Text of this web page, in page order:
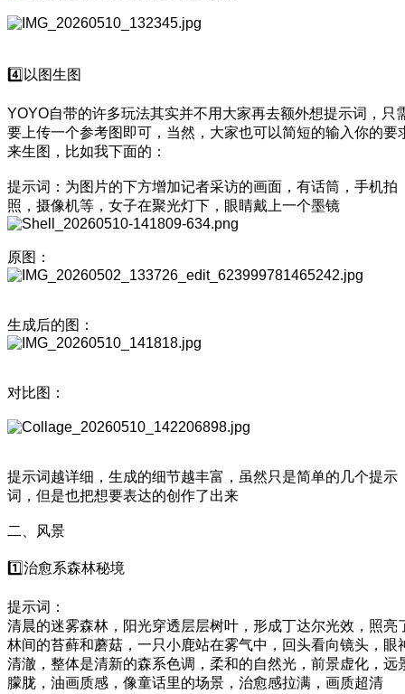
4️⃣以图生图
YOYO自带的许多玩法其实并不用大家再去额外想提示词，只
要上传一个参考图即可，当然，大家也可以简短的输入你的要
来生图，比如我下面的：
提示词：为图片的下方增加记者采访的画面，有话筒，手机拍
照，摄像机等，女子在聚光灯下，眼睛戴上一个墨镜
原图：
生成后的图：
对比图：
提示词越详细，生成的细节越丰富，虽然只是简单的几个提示
词，但是也把想要表达的创作了出来
二、风景
1️⃣治愈系森林秘境
提示词：
清晨的迷雾森林，阳光穿透层层树叶，形成丁达尔光效，照亮
林间的苔藓和蘑菇，一只小鹿站在雾气中，回头看向镜头，眼
清澈，整体是清新的森系色调，柔和的自然光，前景虚化，远
朦胧，油画质感，像童话里的场景，治愈感拉满，画质超清